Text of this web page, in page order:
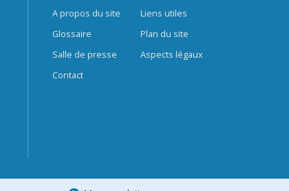
A propos du site
Glossaire
Salle de presse
Contact
Liens utiles
Plan du site
Aspects légaux